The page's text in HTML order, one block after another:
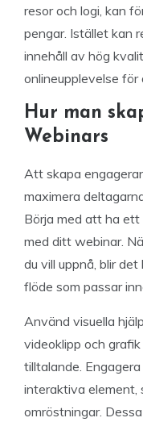
resor och logi, kan
pengar. Istället kan
innehåll av hög
onlineupplevelse för
Hur man
Webinars
Att skapa
maximera
Börja med att ha
med ditt webinar.
du vill uppnå, blir
flöde som passar
Använd visuella
videoklipp och
tilltalande.
interaktiva element,
omröstningar.